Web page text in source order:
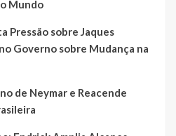
Mundo
Pressão sobre Jaques
Governo sobre Mudança na
de Neymar e Reacende